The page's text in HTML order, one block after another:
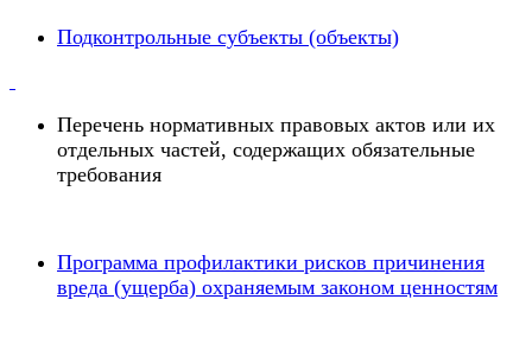
Подконтрольные субъекты (объекты)
Перечень нормативных правовых актов или их
отдельных частей, содержащих обязательные
требования
Программа профилактики рисков причинения
вреда (ущерба) охраняемым законом ценностям